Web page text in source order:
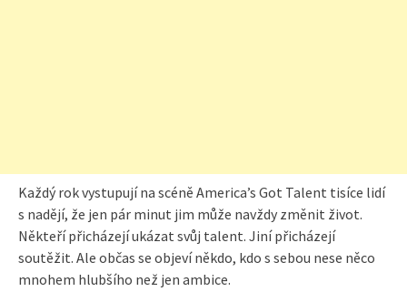
Každý rok vystupují na scéně America’s Got Talent tisíce lidí
s nadějí, že jen pár minut jim může navždy změnit život.
Někteří přicházejí ukázat svůj talent. Jiní přicházejí
soutěžit. Ale občas se objeví někdo, kdo s sebou nese něco
mnohem hlubšího než jen ambice.